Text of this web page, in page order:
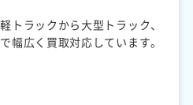
トラックから大型トラック、
幅広く買取対応しています。